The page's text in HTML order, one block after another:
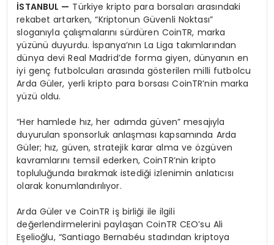
İSTANBUL — Türkiye kripto para borsaları arasındaki
rekabet artarken, “Kriptonun Güvenli Noktası”
sloganıyla çalışmalarını sürdüren CoinTR, marka
yüzünü duyurdu. İspanya’nın La Liga takımlarından
dünya devi Real Madrid’de forma giyen, dünyanın en
iyi genç futbolcuları arasında gösterilen milli futbolcu
Arda Güler, yerli kripto para borsası CoinTR’nin marka
yüzü oldu.
“Her hamlede hız, her adımda güven” mesajıyla
duyurulan sponsorluk anlaşması kapsamında Arda
Güler; hız, güven, stratejik karar alma ve özgüven
kavramlarını temsil ederken, CoinTR’nin kripto
topluluğunda bırakmak istediği izlenimin anlatıcısı
olarak konumlandırılıyor.
Arda Güler ve CoinTR iş birliği ile ilgili
değerlendirmelerini paylaşan CoinTR CEO’su Ali
Eşelioğlu, “Santiago Bernabéu stadından kriptoya